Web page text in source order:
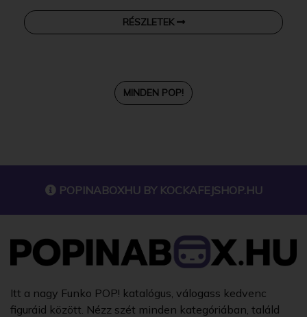
RÉSZLETEK
MINDEN POP!
POPINABOXHU BY KOCKAFEJSHOP.HU
Itt a nagy Funko POP! katalógus, válogass kedvenc
figuráid között. Nézz szét minden kategóriában, találd